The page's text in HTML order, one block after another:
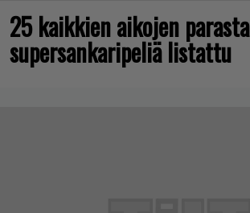
25 kaikkien aikojen parasta
supersankaripeliä listattu